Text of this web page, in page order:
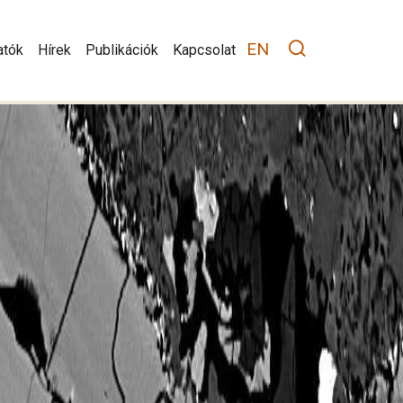
Hírek Publikációk Kapcsolat EN